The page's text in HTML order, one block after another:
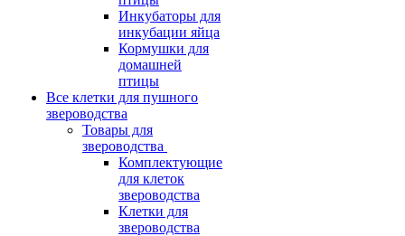
Инкубаторы для
инкубации яйца
Кормушки для
домашней
птицы
Все клетки для пушного
звероводства
Товары для
звероводства
Комплектующие
для клеток
звероводства
Клетки для
звероводства